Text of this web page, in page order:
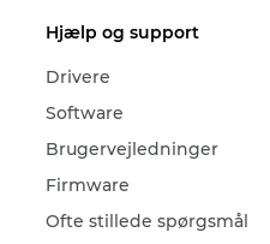
Hjælp og support
Drivere
Software
Brugervejledninger
Firmware
Ofte stillede spørgsmål